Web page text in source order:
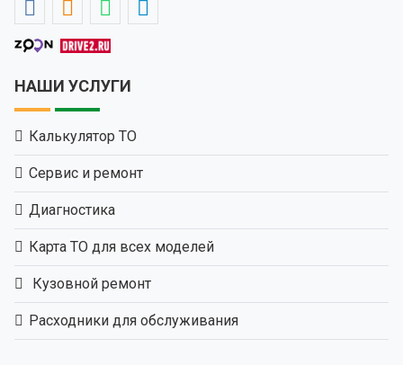
НАШИ УСЛУГИ
Калькулятор ТО
Сервис и ремонт
Диагностика
Карта ТО для всех моделей
Кузовной ремонт
Расходники для обслуживания